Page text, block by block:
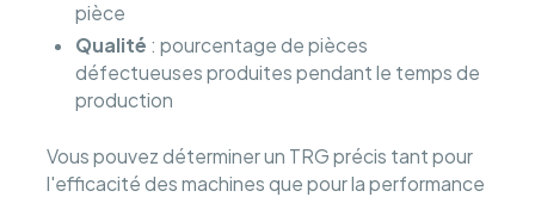
pièce
Qualité : pourcentage de pièces
défectueuses produites pendant le temps de
production
Vous pouvez déterminer un TRG précis tant pour
l'efficacité des machines que pour la performance